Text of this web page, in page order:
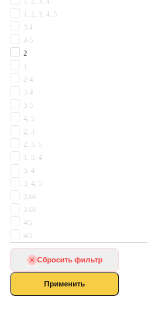
Объекты
Ковролин для балкона
Ковролин для бильярдной
Ковролин для домашнего
1, 2, 3, 4, 5
3.4
4-5
2
2-4
3-4
3-5
4, 5
2, 3
2, 3, 5
1, 3, 4
3, 4
3, 4, 5
3.66
3.66
4/5
4/5
Сбросить фильтр
Применить